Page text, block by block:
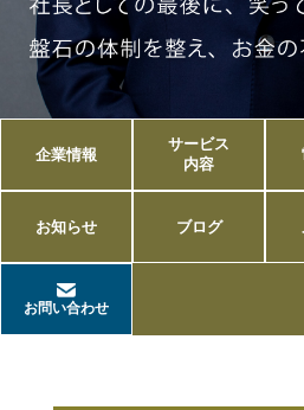
企業情報
サービス
内容
お知らせ ブログ
お問い合わせ